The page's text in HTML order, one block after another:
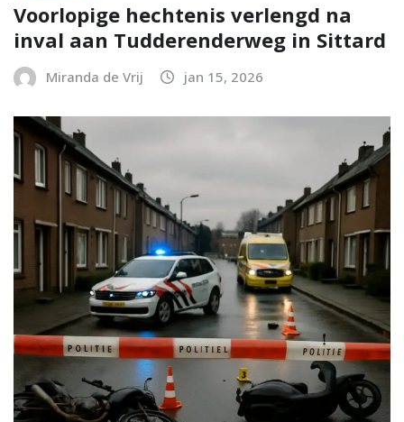
Voorlopige hechtenis verlengd na
inval aan Tudderenderweg in Sittard
Miranda de Vrij jan 15, 2026